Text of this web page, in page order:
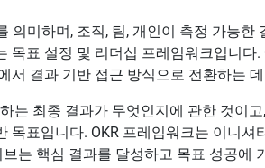
의미하며, 조직, 팀, 개인이 측정 가능한
목표 설정 및 리더십 프레임워크입니다.
서 결과 기반 접근 방식으로 전환하는
는 최종 결과가 무엇인지에 관한 것이
목표입니다. OKR 프레임워크는 이니셔
는 핵심 결과를 달성하고 목표 성공에